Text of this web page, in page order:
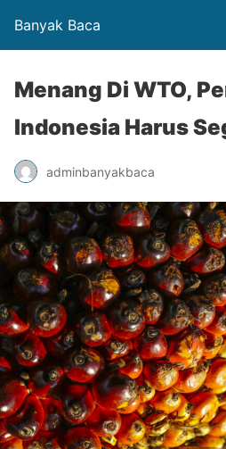
Banyak Baca
Menang Di WTO,
Indonesia Harus
adminbanyakbaca